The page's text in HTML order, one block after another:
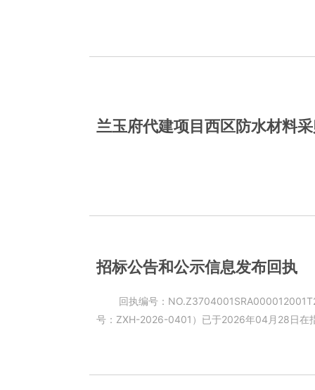
兰玉府代建项目西区防水材料
招标公告和公示信息发布回执
回执编号：NO.Z3704001SRA000012001T2026042800004042 兹有招标公告：滕州市
号：ZXH-2026-0401）已于2026年04月28日在指定发布媒介中国招标